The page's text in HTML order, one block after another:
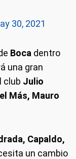
30, 2021
Boca dentro
una gran
club Julio
Más, Mauro
Capaldo,
un cambio